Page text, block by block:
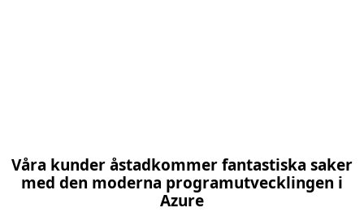
Våra kunder åstadkommer fantastiska saker
med den moderna programutvecklingen i
Azure